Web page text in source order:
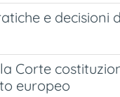
e decisioni
Corte
europeo